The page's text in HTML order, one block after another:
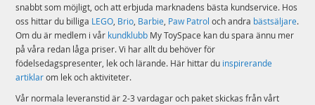
snabbt som möjligt, och att erbjuda marknadens bästa kundservice. Hos
oss hittar du billiga LEGO Brio Barbie Paw Patrol och andra bästsäljare.
Om du är medlem i vår kundklubb My ToySpace kan du spara ännu mer
på våra redan låga priser. Vi har allt du behöver för
födelsedagspresenter, lek och lärande. Här hittar du inspirerande
artiklarom lek och aktiviteter.
Vår normala leveranstid är 2-3 vardagar och paket skickas från vårt